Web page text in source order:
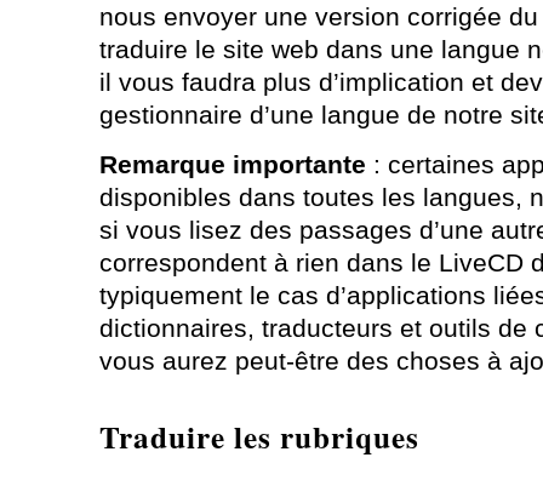
nous envoyer une version corrigée
traduire le site web dans une langue
il vous faudra plus d’implication et
gestionnaire d’une langue de notre
Remarque importante : certaines
disponibles dans toutes les langues,
si vous lisez des passages d’une
correspondent à rien dans le LiveCD
typiquement le cas d’applications
dictionnaires, traducteurs et outils de
vous aurez peut-être des choses à
Traduire les rubriques